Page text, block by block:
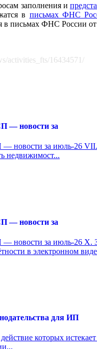
заполнения и
в письмах ФНС
в письмах ФНС России от
activities_fts/16434571/
— новости за
за июль-26 VII.
недвижимост...
— новости за
за июль-26 X.
в электронном
для ИП
которых